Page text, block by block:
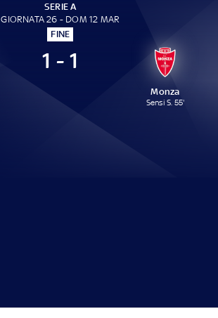
SERIE A
GIORNATA 26 - DOM 12 MAR
FINE
1 - 1
Monza
Sensi S. 55'